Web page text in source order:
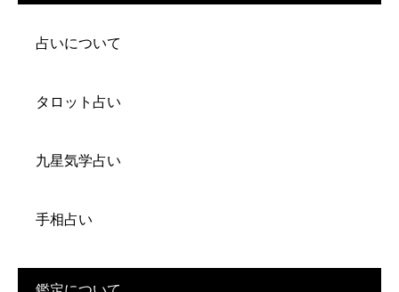
占いについて
タロット占い
九星気学占い
手相占い